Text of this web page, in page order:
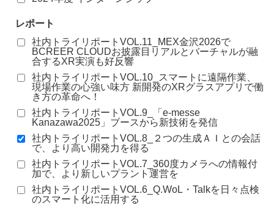
レポート
社内トライリポートVOL.11_MEX金沢2026で
BCREER CLOUDお披露目リアルとバーチャルが融
合するXR実演も好反響
社内トライリポートVOL.10_スマートに遠隔作業、
現場作業の心強い味方 新開発のXRグラスアプリで働
き方の革命へ！
社内トライリポートVOL.9_「e-messe
Kanazawa2025」ブースから新技術を発信
社内トライリポートVOL.8_２つの生成ＡＩとの会話
で、より高い開発力を得る
社内トライリポートVOL.7_360度カメラへの情報付
加で、より新しいプラント運営を
社内トライリポートVOL.6_Q.WoL・Talkを日々点検
のスマート化に活用する